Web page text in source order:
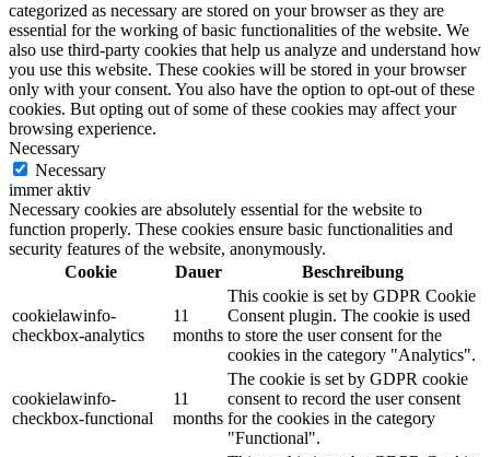
categorized as necessary are stored on your browser as they are
essential for the working of basic functionalities of the website. We
also use third-party cookies that help us analyze and understand how
you use this website. These cookies will be stored in your browser
only with your consent. You also have the option to opt-out of these
cookies. But opting out of some of these cookies may affect your
browsing experience.
Necessary
Necessary
immer aktiv
Necessary cookies are absolutely essential for the website to
function properly. These cookies ensure basic functionalities and
security features of the website, anonymously.
Cookie
Dauer Beschreibung
cookielawinfo-
checkbox-analytics
11
months
This cookie is set by GDPR Cookie
Consent plugin. The cookie is used
to store the user consent for the
cookies in the category "Analytics".
cookielawinfo-
checkbox-functional
11
months
The cookie is set by GDPR cookie
consent to record the user consent
for the cookies in the category
"Functional".